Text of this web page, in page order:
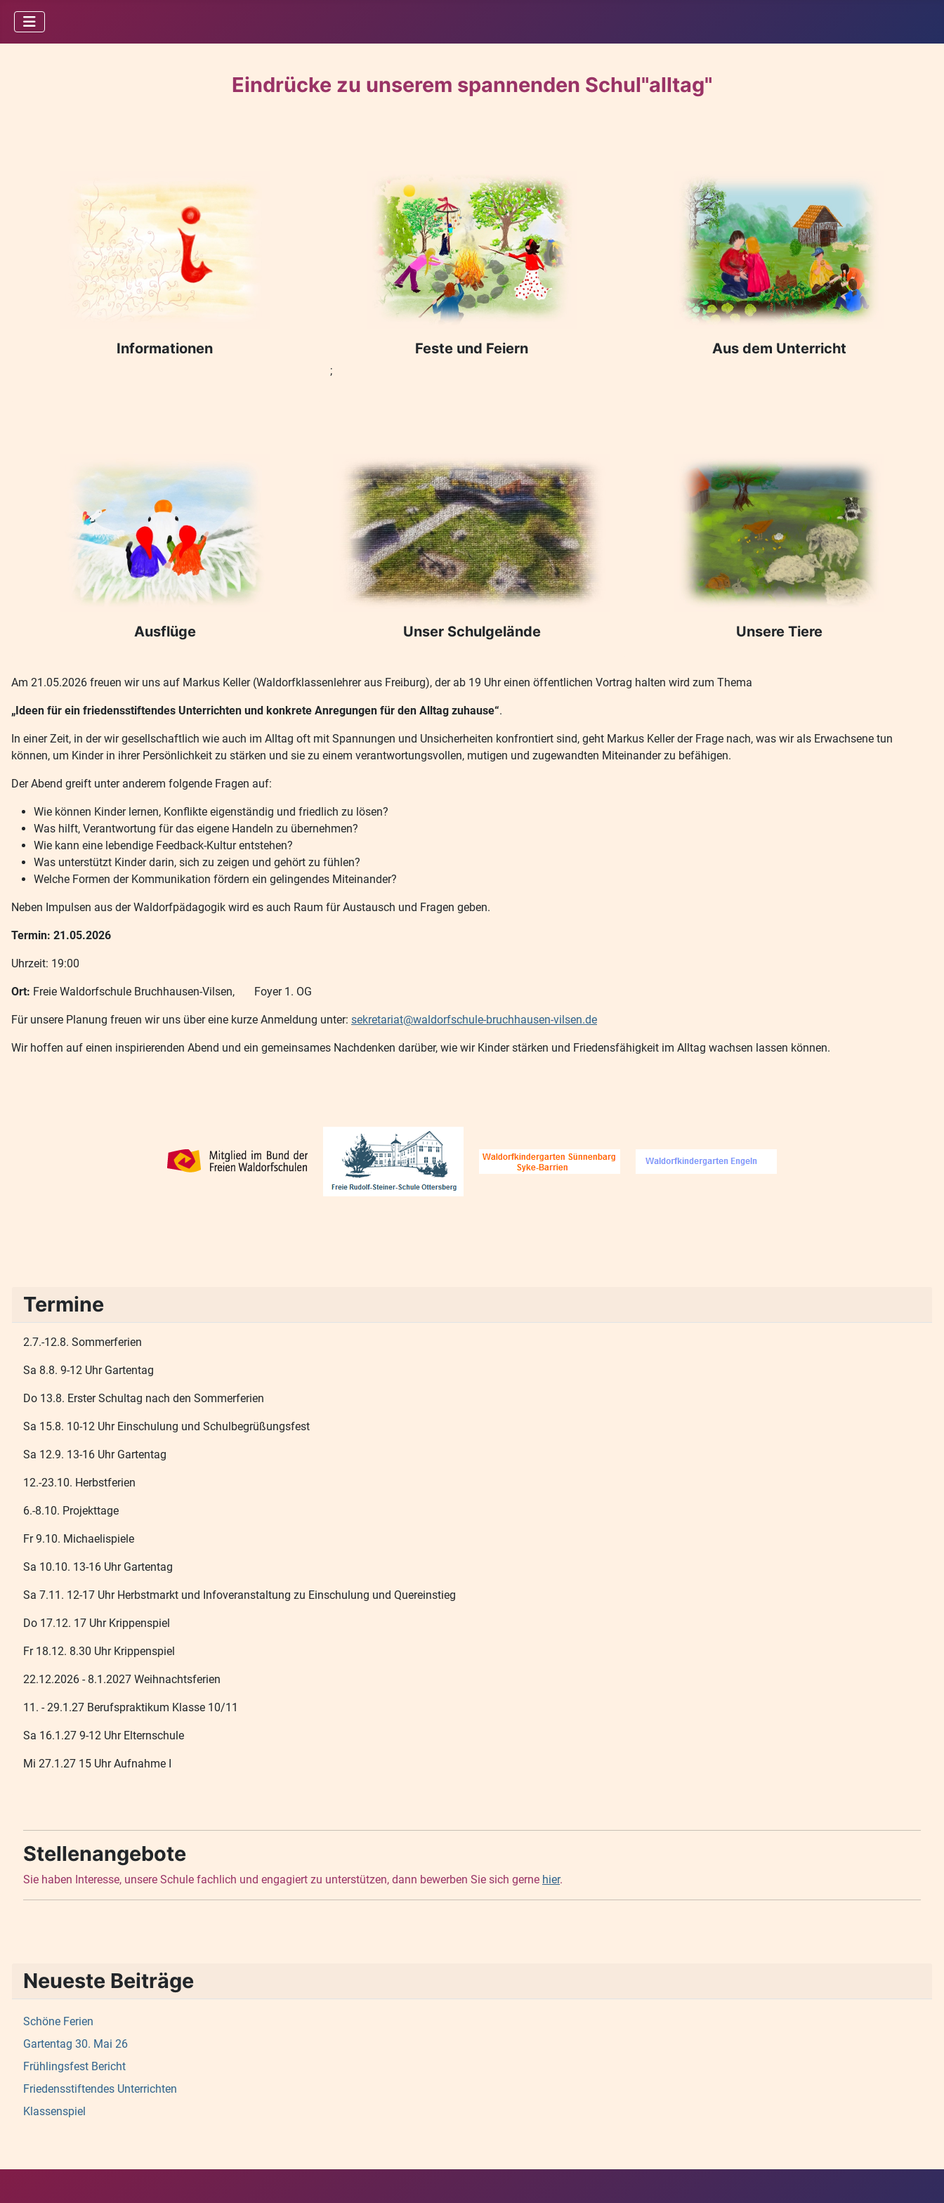
Eindrücke zu unserem spannenden Schul"alltag"
Informationen Feste und Feiern
;
Aus dem Unterricht
Ausflüge Unser Schulgelände Unsere Tiere
Am 21.05.2026 freuen wir uns auf Markus Keller (Waldorfklassenlehrer aus Freiburg), der ab 19 Uhr einen öffentlichen Vortrag halten wird zum Thema
„Ideen für ein friedensstiftendes Unterrichten und konkrete Anregungen für den Alltag zuhause“.
In einer Zeit, in der wir gesellschaftlich wie auch im Alltag oft mit Spannungen und Unsicherheiten konfrontiert sind, geht Markus Keller der Frage nach, was wir als Erwachsene tun
können, um Kinder in ihrer Persönlichkeit zu stärken und sie zu einem verantwortungsvollen, mutigen und zugewandten Miteinander zu befähigen.
Der Abend greift unter anderem folgende Fragen auf:
Wie können Kinder lernen, Konflikte eigenständig und friedlich zu lösen?
Was hilft, Verantwortung für das eigene Handeln zu übernehmen?
Wie kann eine lebendige Feedback-Kultur entstehen?
Was unterstützt Kinder darin, sich zu zeigen und gehört zu fühlen?
Welche Formen der Kommunikation fördern ein gelingendes Miteinander?
Neben Impulsen aus der Waldorfpädagogik wird es auch Raum für Austausch und Fragen geben.
Termin: 21.05.2026
Uhrzeit: 19:00
Ort: Freie Waldorfschule Bruchhausen-Vilsen, Foyer 1. OG
Für unsere Planung freuen wir uns über eine kurze Anmeldung unter: sekretariat@waldorfschule-bruchhausen-vilsen.de
Wir hoffen auf einen inspirierenden Abend und ein gemeinsames Nachdenken darüber, wie wir Kinder stärken und Friedensfähigkeit im Alltag wachsen lassen können.
Termine
2.7.-12.8. Sommerferien
Sa 8.8. 9-12 Uhr Gartentag
Do 13.8. Erster Schultag nach den Sommerferien
Sa 15.8. 10-12 Uhr Einschulung und Schulbegrüßungsfest
Sa 12.9. 13-16 Uhr Gartentag
12.-23.10. Herbstferien
6.-8.10. Projekttage
Fr 9.10. Michaelispiele
Sa 10.10. 13-16 Uhr Gartentag
Sa 7.11. 12-17 Uhr Herbstmarkt und Infoveranstaltung zu Einschulung und Quereinstieg
Do 17.12. 17 Uhr Krippenspiel
Fr 18.12. 8.30 Uhr Krippenspiel
22.12.2026 - 8.1.2027 Weihnachtsferien
11. - 29.1.27 Berufspraktikum Klasse 10/11
Sa 16.1.27 9-12 Uhr Elternschule
Mi 27.1.27 15 Uhr Aufnahme I
Stellenangebote
Sie haben Interesse, unsere Schule fachlich und engagiert zu unterstützen, dann bewerben Sie sich gerne hier.
Neueste Beiträge
Schöne Ferien
Gartentag 30. Mai 26
Frühlingsfest Bericht
Friedensstiftendes Unterrichten
Klassenspiel